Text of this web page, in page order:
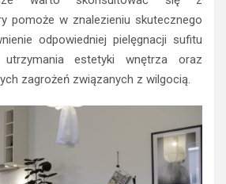
pomoże w znalezieniu skutecznego
odpowiedniej pielęgnacji sufitu
estetyki wnętrza oraz
zagrożeń związanych z wilgocią.